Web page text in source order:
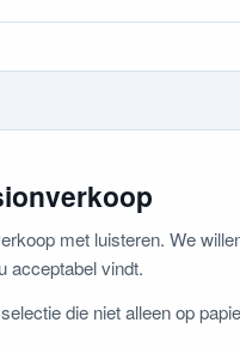
met luisteren. We
acceptabel vindt.
die niet alleen op